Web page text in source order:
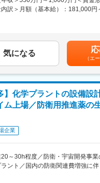
非常に良い環境です。
経験、知識の増強にもつながる業
門：株式会社イノアックスリムフ
、創造的、個性的、そしてアグ
を強く意識しています。
囲：会社の定める業務
120日、残業月20～30h、半日・
には
ング
続き
引渡しまでフォロー
客様探しは不要
倒的な集客力！飛び込み・テレア
正価格
内訳＞月額（基本給）：181,000円
は想定年収(歩合含む)であり、従
定・全国）、経験、スキルにより決
円/月※賞与年2回（6、12月）※
／年収2,181万円、４年目 係 長
／年収1,284万円賃金はあくま
じて上下する可能性があります
表記です。
気になる
（エ
】化学プラントの設備設
上場／防衛用推進薬の
企業
20～30h程度／防衛・宇宙開発事
ント／国内の防衛関連費増強に伴